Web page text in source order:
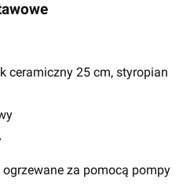
ceramiczny 25 cm, styropian
ogrzewane za pomocą pompy